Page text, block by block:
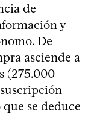
de
y
De
asciende a
(275.000
se deduce